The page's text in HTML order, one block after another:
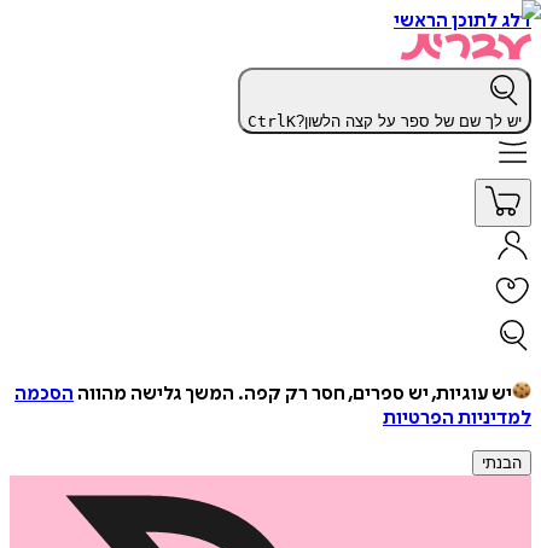
דלג לתוכן הראשי
יש לך שם של ספר על קצה הלשון? CtrlK
יש עוגיות, יש ספרים, חסר רק קפה. המשך גלישה מהווה הסכמה
למדיניות הפרטיות
הבנתי